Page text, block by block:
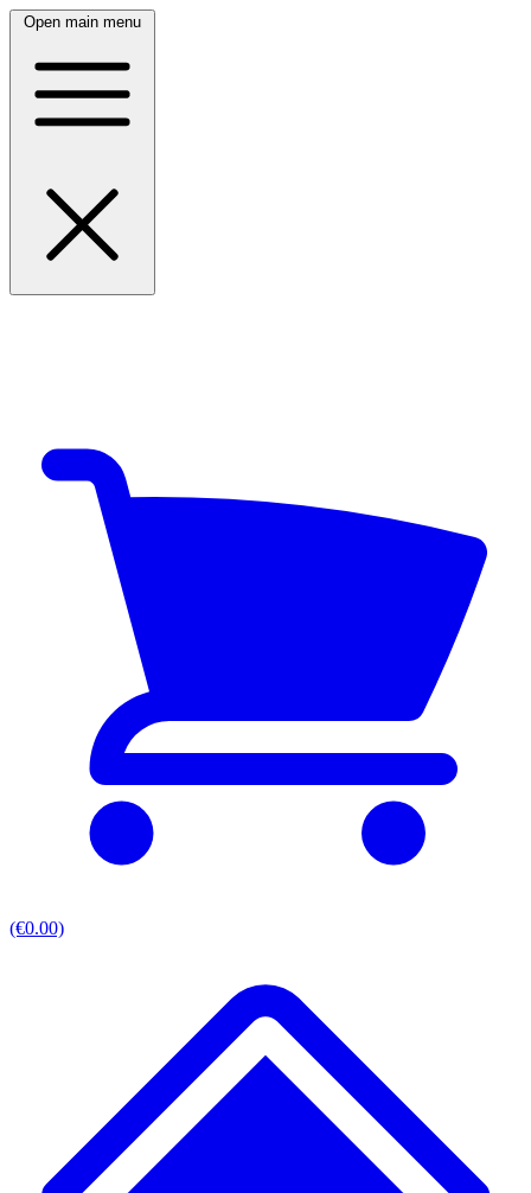
Open main menu
(€0.00)